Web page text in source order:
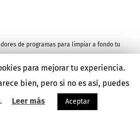
de programas para limpiar a fondo tu
de diseño gráfico gratuitos para
para mejorar tu experiencia.
bien, pero si no es así, puedes
Leer más Aceptar